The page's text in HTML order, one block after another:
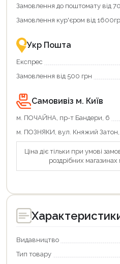
картою
єКнига
–
зручно
та
Замовлення до поштомату від
Замовлення кур'єром від
Укр Пошта
Експрес
Замовлення від 500 грн
Самовивіз м. Київ
м. ПОЧАЙНА, пр-т Бандери, 6
м. ПОЗНЯКИ, вул. Княжий Затон,
Ціна діє тільки при умові
роздрібних магазинах
Видавництво
Тип товару